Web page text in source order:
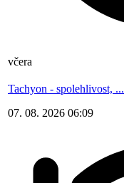
včera
Tachyon - spolehlivost, ...
07. 08. 2026 06:09